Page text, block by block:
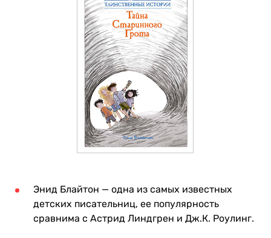
Энид Блайтон — одна из самых известных
детских писательниц, ее популярность
сравнима с Астрид Линдгрен и Дж.К. Роулинг.